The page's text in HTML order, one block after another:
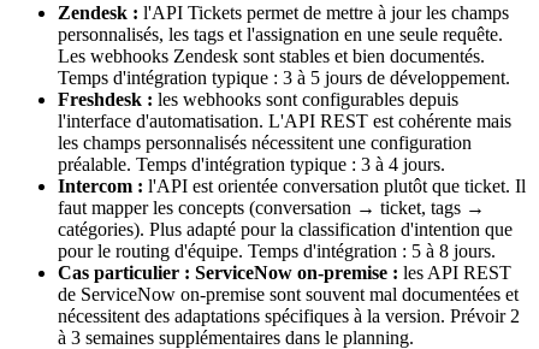
Zendesk : l'API Tickets permet de mettre à jour les champs
personnalisés, les tags et l'assignation en une seule requête.
Les webhooks Zendesk sont stables et bien documentés.
Temps d'intégration typique : 3 à 5 jours de développement.
Freshdesk : les webhooks sont configurables depuis
l'interface d'automatisation. L'API REST est cohérente mais
les champs personnalisés nécessitent une configuration
préalable. Temps d'intégration typique : 3 à 4 jours.
Intercom : l'API est orientée conversation plutôt que ticket. Il
faut mapper les concepts (conversation → ticket, tags →
catégories). Plus adapté pour la classification d'intention que
pour le routing d'équipe. Temps d'intégration : 5 à 8 jours.
Cas particulier : ServiceNow on-premise : les API REST
de ServiceNow on-premise sont souvent mal documentées et
nécessitent des adaptations spécifiques à la version. Prévoir 2
à 3 semaines supplémentaires dans le planning.